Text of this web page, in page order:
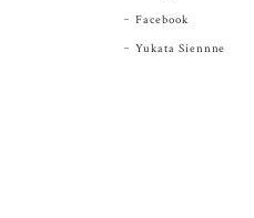
Facebook
Yukata Siennne